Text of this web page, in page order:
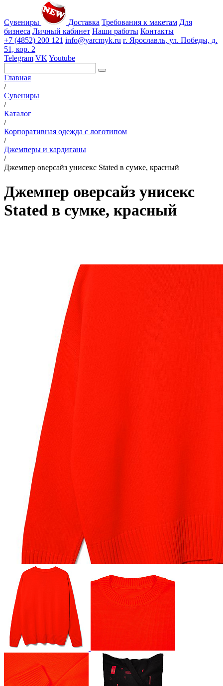
Сувениры Доставка Требования к макетам Для
бизнеса Личный кабинет Наши работы Контакты
+7 (4852) 200 121 info@yarcmyk.ru г. Ярославль, ул. Победы, д.
51, кор. 2
Telegram VK Youtube
Главная
/
Сувениры
/
Каталог
/
Корпоративная одежда с логотипом
/
Джемперы и кардиганы
/
Джемпер оверсайз унисекс Stated в сумке, красный
Джемпер оверсайз унисекс
Stated в сумке, красный